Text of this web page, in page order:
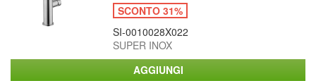
SCONTO 31%
SI-0010028X022
SUPER INOX